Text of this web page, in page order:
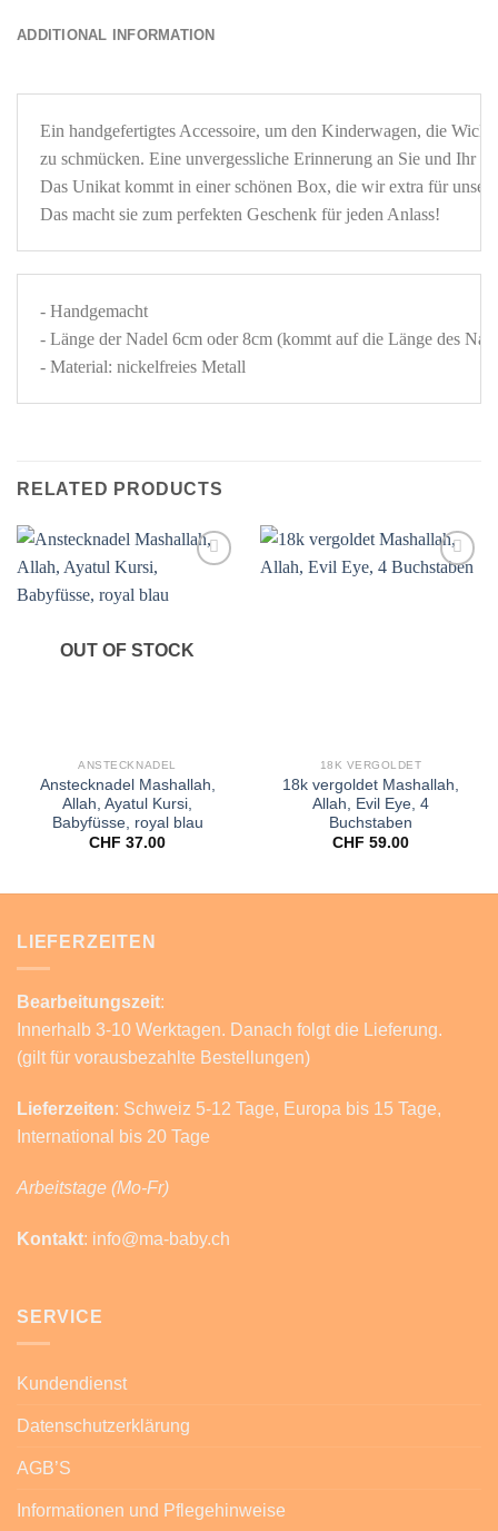
ADDITIONAL INFORMATION
Ein handgefertigtes Accessoire, um den Kinderwagen, die
Das Unikat kommt in einer schönen Box, die wir extra für
Das macht sie zum perfekten Geschenk für jeden Anlass!
- Handgemacht
- Länge der Nadel 6cm oder 8cm (kommt auf die Länge des
- Material: nickelfreies Metall
RELATED PRODUCTS
OUT OF STOCK
ANSTECKNADEL
Anstecknadel Mashallah,
Allah, Ayatul Kursi,
Babyfüsse, royal blau
CHF 37.00
18K VERGOLDET
18k vergoldet Mashallah,
Allah, Evil Eye, 4
Buchstaben
CHF 59.00
LIEFERZEITEN
Bearbeitungszeit:
Innerhalb 3-10 Werktagen. Danach folgt die Lieferung.
(gilt für vorausbezahlte Bestellungen)
Lieferzeiten: Schweiz 5-12 Tage, Europa bis 15 Tage,
International bis 20 Tage
Arbeitstage (Mo-Fr)
Kontakt: info@ma-baby.ch
SERVICE
Kundendienst
Datenschutzerklärung
AGB’S
Informationen und Pflegehinweise